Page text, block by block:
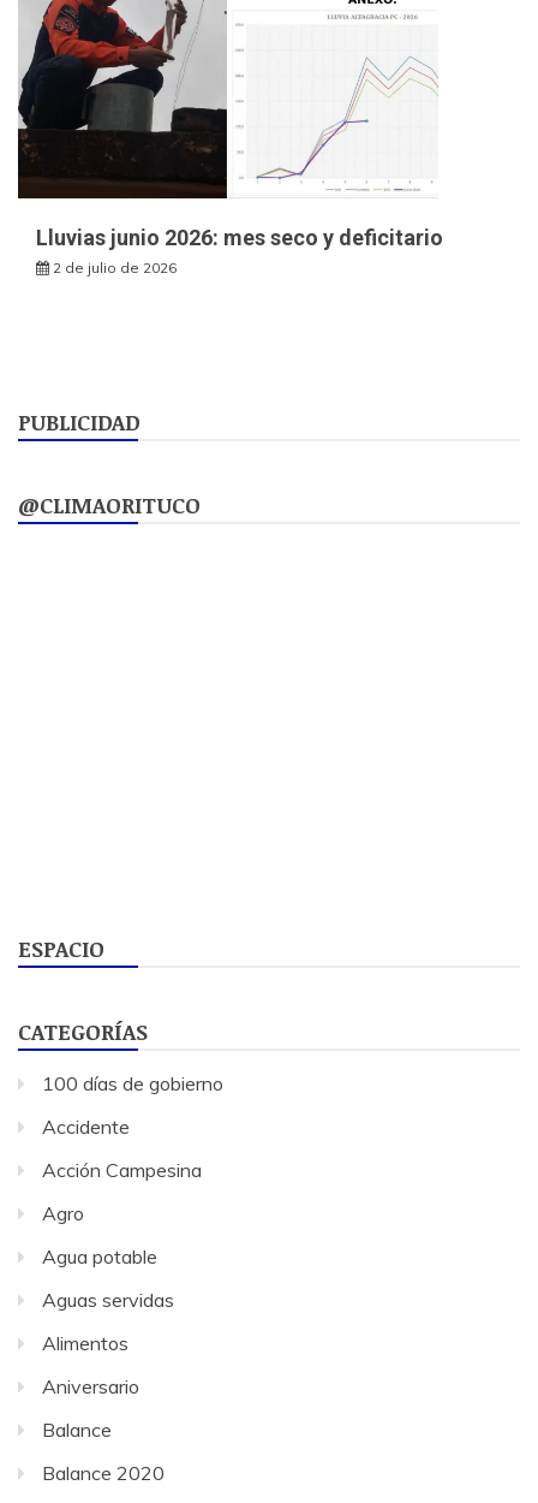
Lluvias junio 2026: mes seco y deficitario
2 de julio de 2026
PUBLICIDAD
@CLIMAORITUCO
ESPACIO
CATEGORÍAS
100 días de gobierno
Accidente
Acción Campesina
Agro
Agua potable
Aguas servidas
Alimentos
Aniversario
Balance
Balance 2020